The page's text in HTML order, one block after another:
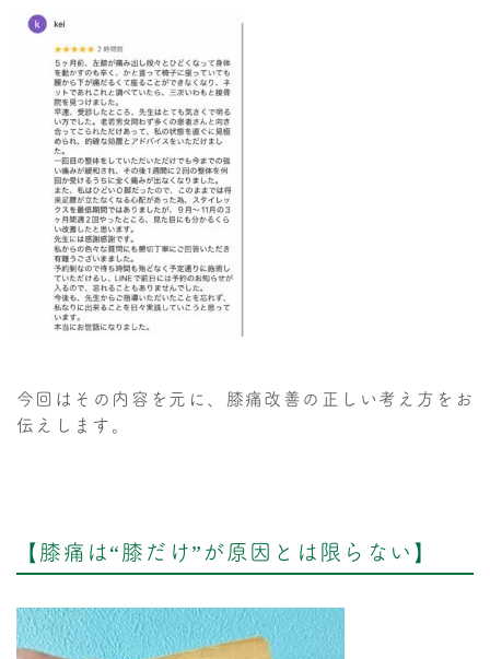
今回はその内容を元に、膝痛改善の正しい考え方をお
伝えします。
【膝痛は“膝だけ”が原因とは限らない】